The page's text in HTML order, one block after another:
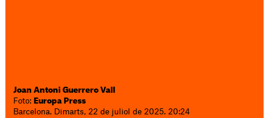
Joan Antoni Guerrero Vall
Foto: Europa Press
Barcelona. Dimarts, 22 de juliol de 2025. 20:24